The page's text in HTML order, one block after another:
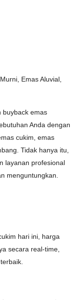
Emas Aluvial,
buyback emas
Anda dengan
cukim, emas
Tidak hanya itu,
layanan profesional
menguntungkan.
hari ini, harga
secara real-time,